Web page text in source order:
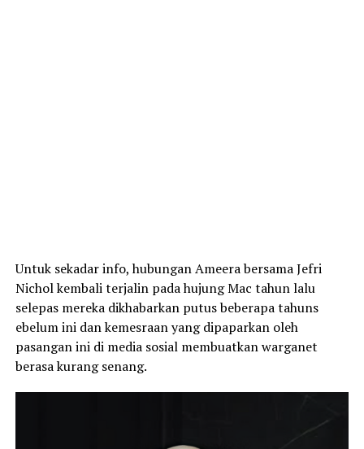
Untuk sekadar info, hubungan Ameera bersama Jefri
Nichol kembali terjalin pada hujung Mac tahun lalu
selepas mereka dikhabarkan putus beberapa tahuns
ebelum ini dan kemesraan yang dipaparkan oleh
pasangan ini di media sosial membuatkan warganet
berasa kurang senang.